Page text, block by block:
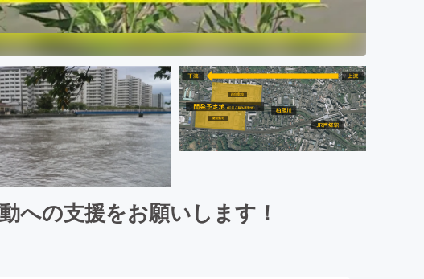
への支援をお願いします！